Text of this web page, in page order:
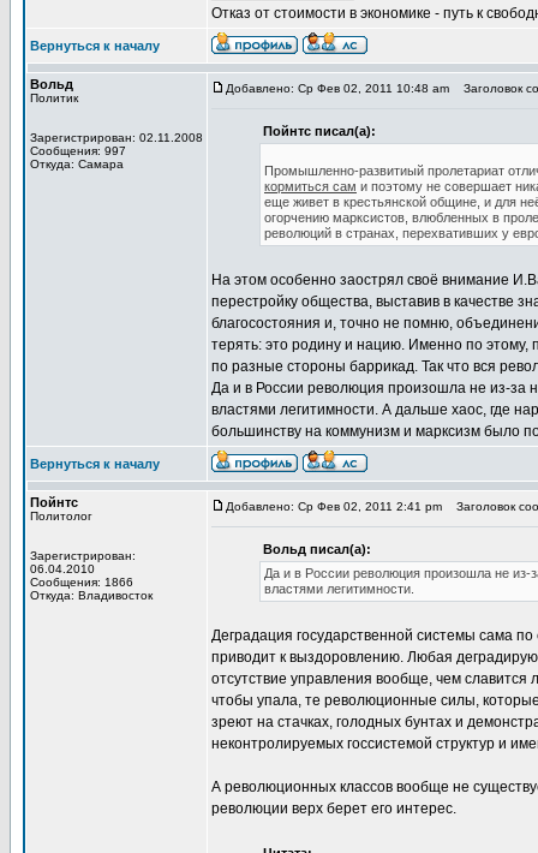
Отказ от стоимости в экономике - путь к
Вернуться к началу
Вольд
Политик
Зарегистрирован: 02.11.2008
Сообщения: 997
Откуда: Самара
Добавлено: Ср Фев 02, 2011 10:48 am Заголовок
Пойнтс писал(а):
Промышленно-развитиый пролетариат
кормиться сам и поэтому не совершает
еще живет в крестьянской общине, и для
огорчению марксистов, влюбленных в
революций в странах, перехвативших у
На этом особенно заострял своё внимание
перестройку общества, выставив в качестве
благосостояния и, точно не помню,
терять: это родину и нацию. Именно по
по разные стороны баррикад. Так что вся
Да и в России революция произошла не из-за
властями легитимности. А дальше хаос, где
большинству на коммунизм и марксизм было
Вернуться к началу
Пойнтс
Политолог
Зарегистрирован:
06.04.2010
Сообщения: 1866
Откуда: Владивосток
Добавлено: Ср Фев 02, 2011 2:41 pm Заголовок
Вольд писал(а):
Да и в России революция произошла не из-
властями легитимности.
Деградация государственной системы сама
приводит к выздоровлению. Любая
отсутствие управления вообще, чем
чтобы упала, те революционные силы,
зреют на стачках, голодных бунтах и
неконтролируемых госсистемой структур и
А революционных классов вообще не
революции верх берет его интерес.